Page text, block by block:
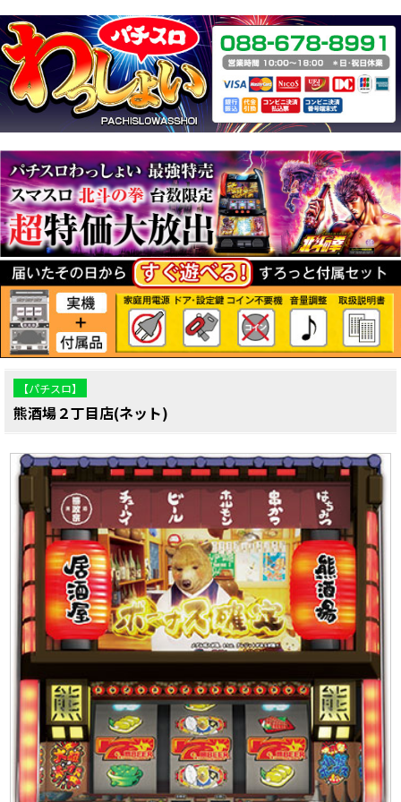
【パチスロ】
熊酒場２丁目店(ネット)